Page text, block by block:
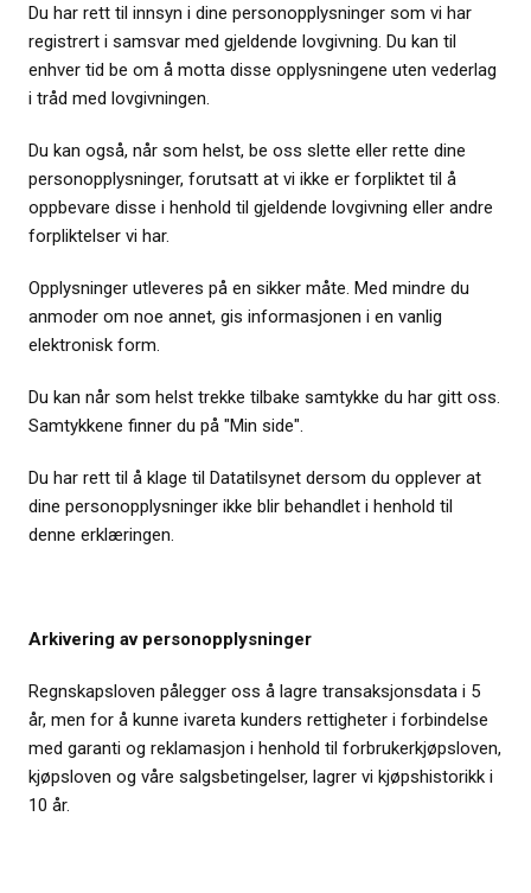
Du har rett til innsyn i dine personopplysninger som vi har
registrert i samsvar med gjeldende lovgivning. Du kan til
enhver tid be om å motta disse opplysningene uten vederlag
i tråd med lovgivningen.
Du kan også, når som helst, be oss slette eller rette dine
personopplysninger, forutsatt at vi ikke er forpliktet til å
oppbevare disse i henhold til gjeldende lovgivning eller andre
forpliktelser vi har.
Opplysninger utleveres på en sikker måte. Med mindre du
anmoder om noe annet, gis informasjonen i en vanlig
elektronisk form.
Du kan når som helst trekke tilbake samtykke du har gitt oss.
Samtykkene finner du på "Min side".
Du har rett til å klage til Datatilsynet dersom du opplever at
dine personopplysninger ikke blir behandlet i henhold til
denne erklæringen.
Arkivering av personopplysninger
Regnskapsloven pålegger oss å lagre transaksjonsdata i 5
år, men for å kunne ivareta kunders rettigheter i forbindelse
med garanti og reklamasjon i henhold til forbrukerkjøpsloven,
kjøpsloven og våre salgsbetingelser, lagrer vi kjøpshistorikk i
10 år.